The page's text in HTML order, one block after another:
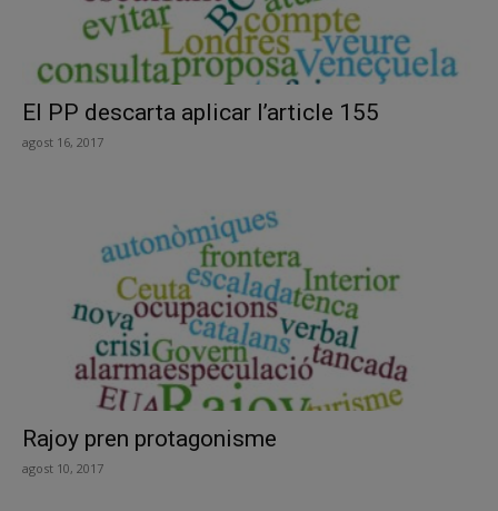
El PP descarta aplicar l’article 155
agost 16, 2017
Rajoy pren protagonisme
agost 10, 2017